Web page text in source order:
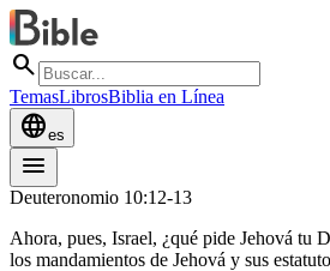
search
TemasLibrosBiblia en Línea
languagees
menu
Deuteronomio 10:12-13
Ahora, pues, Israel, ¿qué pide Jehová tu
los mandamientos de Jehová y sus